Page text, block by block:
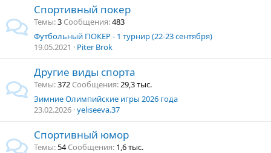
Спортивный покер
Темы 3 Сообщения 483
Футбольный ПОКЕР - 1 турнир (22-23 сентября)
19.05.2021
Piter Brok
Другие виды спорта
Темы 372 Сообщения 29,3 тыс.
Зимние Олимпийские игры 2026 года
23.02.2026 yeliseeva.37
Спортивный юмор
Темы 54 Сообщения 1,6 тыс.